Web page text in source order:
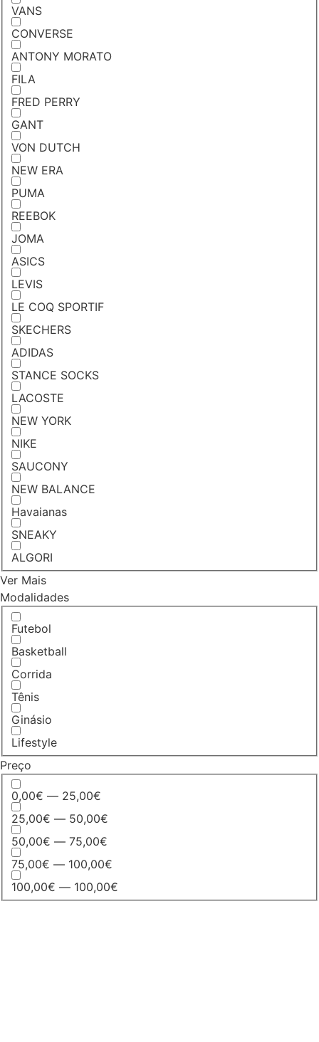
VANS
CONVERSE
ANTONY MORATO
FILA
FRED PERRY
GANT
VON DUTCH
NEW ERA
PUMA
REEBOK
JOMA
ASICS
LEVIS
LE COQ SPORTIF
SKECHERS
ADIDAS
STANCE SOCKS
LACOSTE
NEW YORK
NIKE
SAUCONY
NEW BALANCE
Havaianas
SNEAKY
ALGORI
Ver Mais
Modalidades
Futebol
Basketball
Corrida
Tênis
Ginásio
Lifestyle
Preço
0,00€ — 25,00€
25,00€ — 50,00€
50,00€ — 75,00€
75,00€ — 100,00€
100,00€ — 100,00€